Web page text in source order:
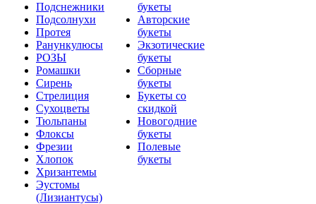
Подснежники
Подсолнухи
Протея
Ранункулюсы
РОЗЫ
Ромашки
Сирень
Стрелиция
Сухоцветы
Тюльпаны
Флоксы
Фрезии
Хлопок
Хризантемы
Эустомы
(Лизиантусы)
букеты
Авторские
букеты
Экзотические
букеты
Сборные
букеты
Букеты со
скидкой
Новогодние
букеты
Полевые
букеты